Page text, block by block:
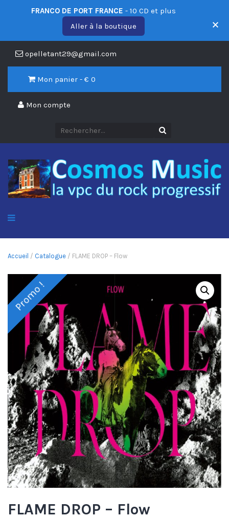
opelletant29@gmail.com
Mon panier - € 0
Mon compte
Accueil / Catalogue / FLAME DROP – Flow
Promo !
FLAME DROP – Flow
FRANCO DE PORT FRANCE - 10 CD et plus
Aller à la boutique